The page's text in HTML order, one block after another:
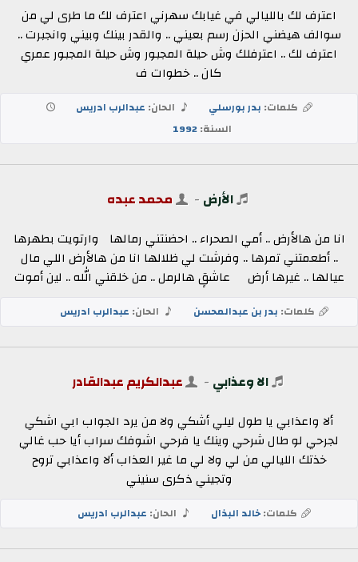
اعترف لك بالليالي في غيابك سهرني اعترف لك ما طرى لي من
سوالف هيضني الحزن رسم بعيني .. والقدر بينك وبيني وانجبرت ..
اعترف لك .. اعترفلك وش حيلة المجبور وش حيلة المجبور عمري
كان .. خطوات ف
كلمات: بدر بورسلي الحان: عبدالرب ادريس
السنة:1992
الأرض - محمد عبده
انا من هالأرض .. أمي الصحراء .. احضنتني رمالها وارتويت بطهرها
.. أطعمتني تمرها .. وفرشت لي ظلالها انا من هالأرض اللي مال
عيالها .. غيرها أرض عاشقٍ هالرمل .. من خلقني الله .. لين أموت
كلمات: بدر بن عبدالمحسن الحان: عبدالرب ادريس
الا وعذابي - عبدالكريم عبدالقادر
ألا واعذابي يا طول ليلي أشكي ولا من يرد الجواب ابي اشكي
لجرحي لو طال شرحي وينك يا فرحي اشوفك سراب أيا حب غالي
خذتك الليالي من لي ولا لي ما غير العذاب ألا واعذابي تروح
وتجيني ذكرى سنيني
كلمات:خالد البذال الحان: عبدالرب ادريس